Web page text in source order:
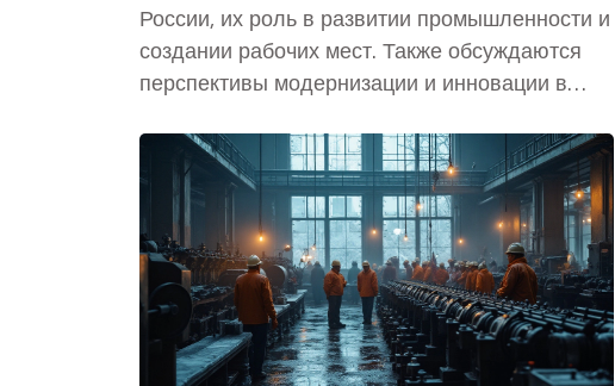
России, их роль в развитии промышленности и
создании рабочих мест. Также обсуждаются
перспективы модернизации и инновации в
сердце индустриального сектора,
способствуют увеличению экспортных
возможностей и укрепляют национальную
экономическую независимость. В условиях
глобальной конкуренции модернизация и
использование передовых технологий
становятся приоритетами. Читатель узнает, как
заводы влияют на экономическое развитие и